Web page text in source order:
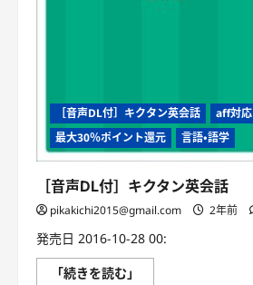
［音声DL付］キクタン英会話
aff対応
最大30％ポイント還元
言語・語学
［音声DL付］キクタン英会話
pikakichi2015@gmail.com 2年前
発売日 2016-10-28 00:
「続きを読む」